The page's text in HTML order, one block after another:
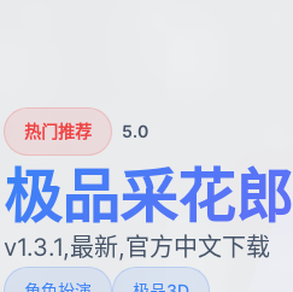
热门推荐 5.0
极品采花郎
v1.3.1,最新,官方中文下载